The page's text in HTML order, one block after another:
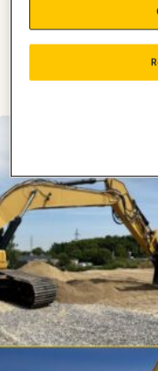
Har du spørgsmål til,
klar til at hjælpe!